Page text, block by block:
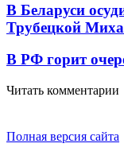
В Беларуси
Трубецкой
В РФ горит
Читать комментарии
Полная версия сайта